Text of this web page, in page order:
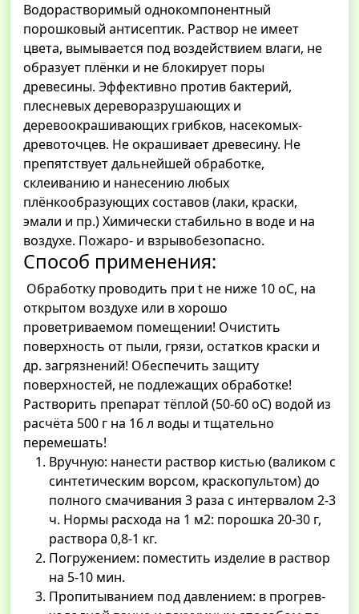
Водорастворимый однокомпонентный
порошковый антисептик. Раствор не имеет
цвета, вымывается под воздействием влаги, не
образует плёнки и не блокирует поры
древесины. Эффективно против бактерий,
плесневых дереворазрушающих и
деревоокрашивающих грибков, насекомых-
древоточцев. Не окрашивает древесину. Не
препятствует дальнейшей обработке,
склеиванию и нанесению любых
плёнкообразующих составов (лаки, краски,
эмали и пр.) Химически стабильно в воде и на
воздухе. Пожаро- и взрывобезопасно.
Способ применения:
Обработку проводить при t не ниже 10 оС, на
открытом воздухе или в хорошо
проветриваемом помещении! Очистить
поверхность от пыли, грязи, остатков краски и
др. загрязнений! Обеспечить защиту
поверхностей, не подлежащих обработке!
Растворить препарат тёплой (50-60 оС) водой из
расчёта 500 г на 16 л воды и тщательно
перемешать!
Вручную: нанести раствор кистью (валиком с
синтетическим ворсом, краскопультом) до
полного смачивания 3 раза с интервалом 2-3
ч. Нормы расхода на 1 м2: порошка 20-30 г,
раствора 0,8-1 кг.
Погружением: поместить изделие в раствор
на 5-10 мин.
Пропитыванием под давлением: в прогрев-